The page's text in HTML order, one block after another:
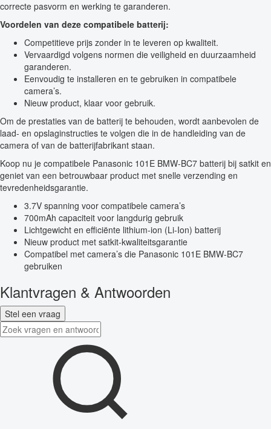
correcte pasvorm en werking te garanderen.
Voordelen van deze compatibele batterij:
Competitieve prijs zonder in te leveren op kwaliteit.
Vervaardigd volgens normen die veiligheid en duurzaamheid
garanderen.
Eenvoudig te installeren en te gebruiken in compatibele
camera’s.
Nieuw product, klaar voor gebruik.
Om de prestaties van de batterij te behouden, wordt aanbevolen de
laad- en opslaginstructies te volgen die in de handleiding van de
camera of van de batterijfabrikant staan.
Koop nu je compatibele Panasonic 101E BMW-BC7 batterij bij satkit en
geniet van een betrouwbaar product met snelle verzending en
tevredenheidsgarantie.
3.7V spanning voor compatibele camera’s
700mAh capaciteit voor langdurig gebruik
Lichtgewicht en efficiënte lithium-ion (Li-Ion) batterij
Nieuw product met satkit-kwaliteitsgarantie
Compatibel met camera’s die Panasonic 101E BMW-BC7
gebruiken
Klantvragen & Antwoorden
Stel een vraag